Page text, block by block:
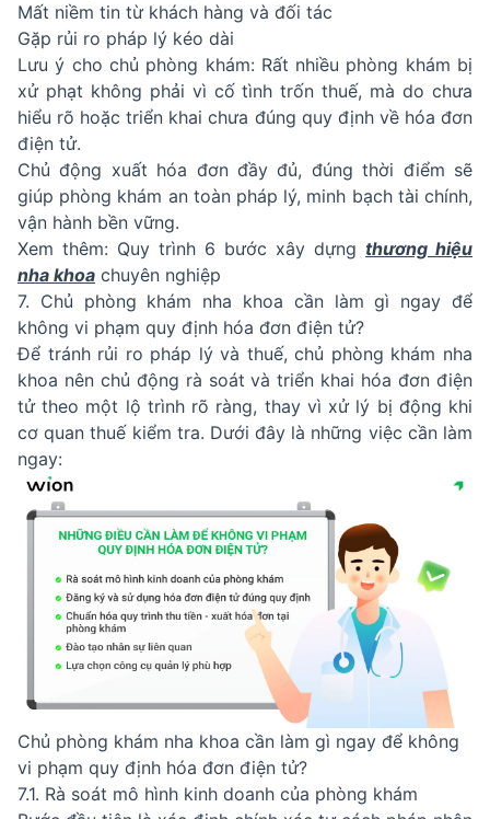
Mất niềm tin từ khách hàng và đối tác
Gặp rủi ro pháp lý kéo dài
Lưu ý cho chủ phòng khám: Rất nhiều phòng khám bị
xử phạt không phải vì cố tình trốn thuế, mà do chưa
hiểu rõ hoặc triển khai chưa đúng quy định về hóa đơn
điện tử.
Chủ động xuất hóa đơn đầy đủ, đúng thời điểm sẽ
giúp phòng khám an toàn pháp lý, minh bạch tài chính,
vận hành bền vững.
Xem thêm: Quy trình 6 bước xây dựng thương hiệu
nha khoa chuyên nghiệp
7. Chủ phòng khám nha khoa cần làm gì ngay để
không vi phạm quy định hóa đơn điện tử?
Để tránh rủi ro pháp lý và thuế, chủ phòng khám nha
khoa nên chủ động rà soát và triển khai hóa đơn điện
tử theo một lộ trình rõ ràng, thay vì xử lý bị động khi
cơ quan thuế kiểm tra. Dưới đây là những việc cần làm
ngay:
Chủ phòng khám nha khoa cần làm gì ngay để không
vi phạm quy định hóa đơn điện tử?
7.1. Rà soát mô hình kinh doanh của phòng khám